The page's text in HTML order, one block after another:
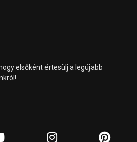
elsőként értesülj a legújabb